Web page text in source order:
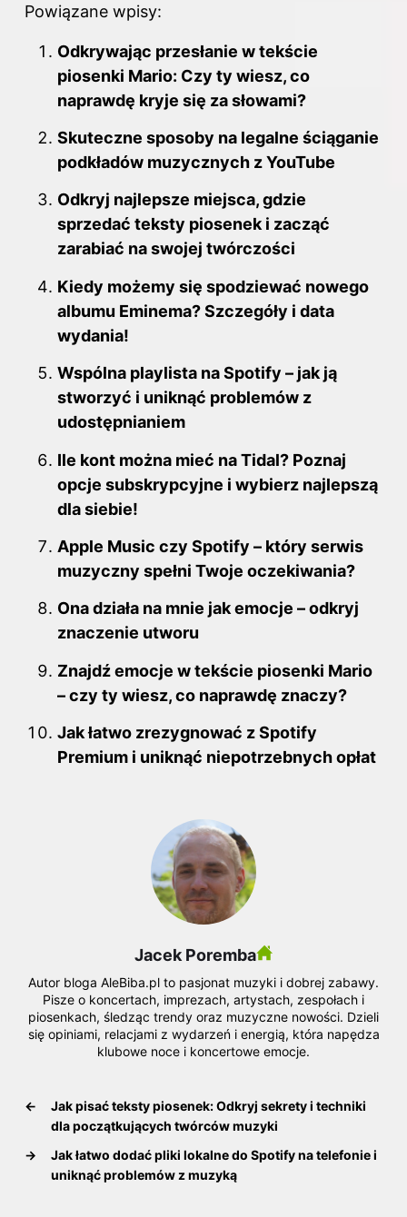
c
e
b
o
o
k
er
e
st
di
t
bl
r
e
dI
n
Powiązane wpisy:
Odkrywając przesłanie w tekście
piosenki Mario: Czy ty wiesz, co
naprawdę kryje się za słowami?
Skuteczne sposoby na legalne ściąganie
podkładów muzycznych z YouTube
Odkryj najlepsze miejsca, gdzie
sprzedać teksty piosenek i zacząć
zarabiać na swojej twórczości
Kiedy możemy się spodziewać nowego
albumu Eminema? Szczegóły i data
wydania!
Wspólna playlista na Spotify – jak ją
stworzyć i uniknąć problemów z
udostępnianiem
Ile kont można mieć na Tidal? Poznaj
opcje subskrypcyjne i wybierz najlepszą
dla siebie!
Apple Music czy Spotify – który serwis
muzyczny spełni Twoje oczekiwania?
Ona działa na mnie jak emocje – odkryj
znaczenie utworu
Znajdź emocje w tekście piosenki Mario
– czy ty wiesz, co naprawdę znaczy?
Jak łatwo zrezygnować z Spotify
Premium i uniknąć niepotrzebnych opłat
Jacek Poremba
Autor bloga AleBiba.pl to pasjonat muzyki i dobrej zabawy.
Pisze o koncertach, imprezach, artystach, zespołach i
piosenkach, śledząc trendy oraz muzyczne nowości. Dzieli
się opiniami, relacjami z wydarzeń i energią, która napędza
klubowe noce i koncertowe emocje.
←
Jak pisać teksty piosenek: Odkryj sekrety i techniki
dla początkujących twórców muzyki
→
Jak łatwo dodać pliki lokalne do Spotify na telefonie i
uniknąć problemów z muzyką